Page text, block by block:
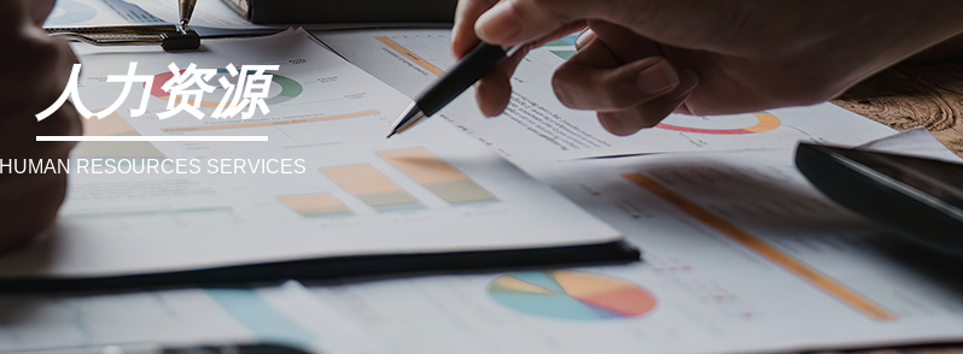
人力资源
HUMAN RESOURCES SERVICES